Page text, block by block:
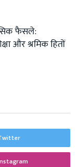
फैसले:
और श्रमिक हितों